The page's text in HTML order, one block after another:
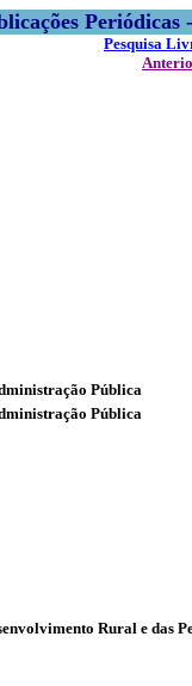
Pesquisa
Pública
Pública
Rural e das